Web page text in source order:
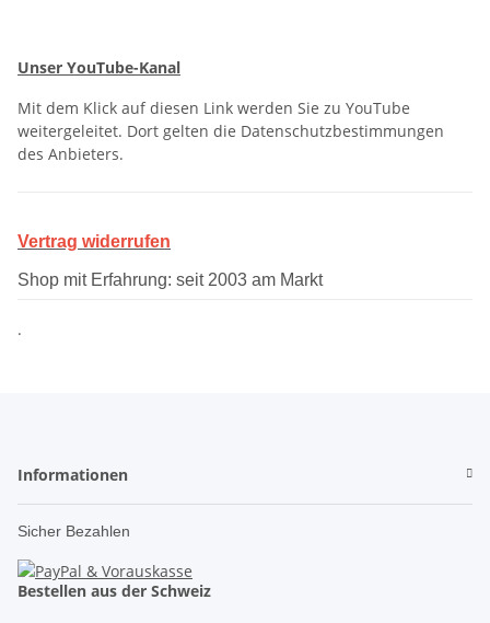
Unser YouTube-Kanal
Mit dem Klick auf diesen Link werden Sie zu YouTube
weitergeleitet. Dort gelten die Datenschutzbestimmungen
des Anbieters.
Vertrag widerrufen
Shop mit Erfahrung: seit 2003 am Markt
.
Informationen
Sicher Bezahlen
Bestellen aus der Schweiz